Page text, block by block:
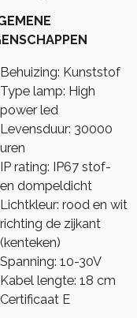
Behuizing: Kunststof
Type lamp: High
power led
Levensduur: 30000
uren
IP rating: IP67 stof-
en dompeldicht
Lichtkleur: rood en wit
richting de zijkant
(kenteken)
Spanning: 10-30V
Kabel lengte: 18 cm
Certificaat E